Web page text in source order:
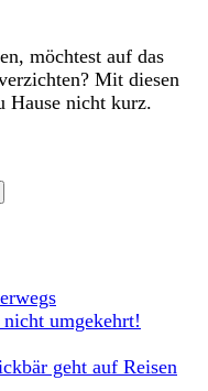
möchtest auf das
Mit diesen
Hause nicht kurz.
umgekehrt!
geht auf Reisen